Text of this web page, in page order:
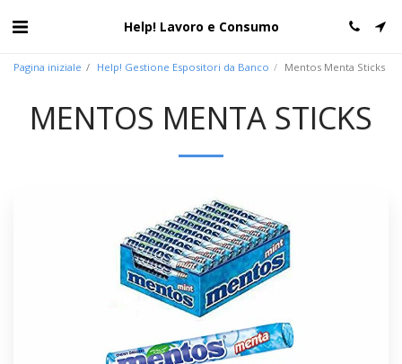
Help! Lavoro e Consumo
Pagina iniziale Help! Gestione Espositori da Banco Mentos Menta Sticks
MENTOS MENTA STICKS